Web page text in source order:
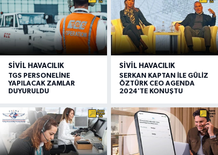
SIVIL HAVACILIK
TGS PERSONELİNE
YAPILACAK ZAMLAR
DUYURULDU
SIVIL HAVACILIK
SERKAN KAPTAN İLE GÜLİZ
ÖZTÜRK CEO AGENDA
2024'TE KONUŞTU